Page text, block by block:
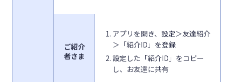
ご紹介
者さま
アプリを開き、設定＞友達紹介
＞「紹介ID」を登録
設定した「紹介ID」をコピー
し、お友達に共有